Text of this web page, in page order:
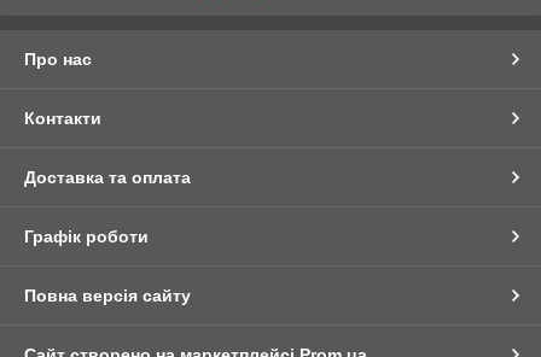
Про нас
Контакти
Доставка та оплата
Графік роботи
Повна версія сайту